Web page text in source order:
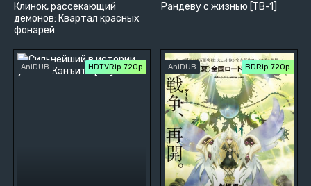
Клинок, рассекающий
демонов: Квартал красных
фонарей
Рандеву с жизнью [ТВ-1]
AniDUB HDTVRip 720p AniDUB BDRip 720p